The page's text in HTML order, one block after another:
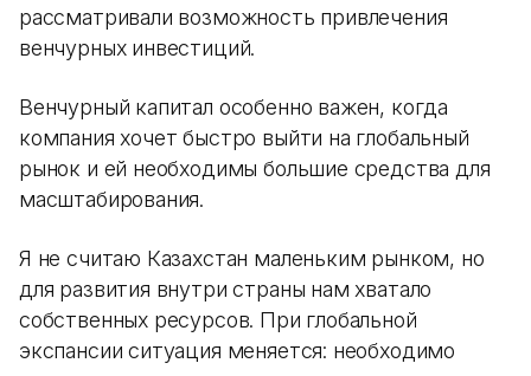
рассматривали возможность привлечения
венчурных инвестиций.
Венчурный капитал особенно важен, когда
компания хочет быстро выйти на глобальный
рынок и ей необходимы большие средства для
масштабирования.
Я не считаю Казахстан маленьким рынком, но
для развития внутри страны нам хватало
собственных ресурсов. При глобальной
экспансии ситуация меняется: необходимо